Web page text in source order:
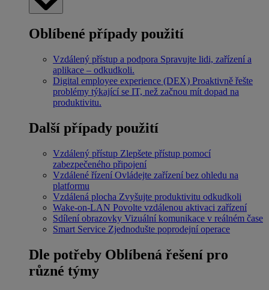
Oblíbené případy použití
Vzdálený přístup a podpora Spravujte lidi, zařízení a
aplikace – odkudkoli.
Digital employee experience (DEX) Proaktivně řešte
problémy týkající se IT, než začnou mít dopad na
produktivitu.
Další případy použití
Vzdálený přístup Zlepšete přístup pomocí
zabezpečeného připojení
Vzdálené řízení Ovládejte zařízení bez ohledu na
platformu
Vzdálená plocha Zvyšujte produktivitu odkudkoli
Wake-on-LAN Povolte vzdálenou aktivaci zařízení
Sdílení obrazovky Vizuální komunikace v reálném čase
Smart Service Zjednodušte poprodejní operace
Dle potřeby Oblíbená řešení pro
různé týmy